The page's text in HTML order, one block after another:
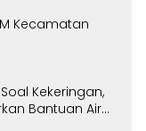
Kecamatan
Kekeringan,
Bantuan Air